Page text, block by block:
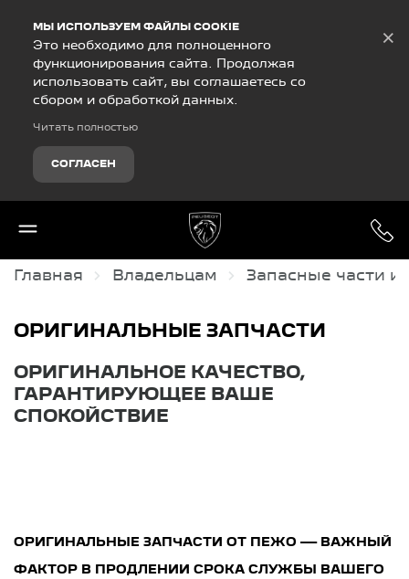
МЫ ИСПОЛЬЗУЕМ ФАЙЛЫ COOKIE
Это необходимо для полноценного
функционирования сайта. Продолжая
использовать сайт, вы соглашаетесь со
сбором и обработкой данных.
Читать полностью
СОГЛАСЕН
×
Главная Владельцам Запасные части и
ОРИГИНАЛЬНЫЕ ЗАПЧАСТИ
ОРИГИНАЛЬНОЕ КАЧЕСТВО,
ГАРАНТИРУЮЩЕЕ ВАШЕ
СПОКОЙСТВИЕ
ОРИГИНАЛЬНЫЕ ЗАПЧАСТИ ОТ ПЕЖО — ВАЖНЫЙ
ФАКТОР В ПРОДЛЕНИИ СРОКА СЛУЖБЫ ВАШЕГО